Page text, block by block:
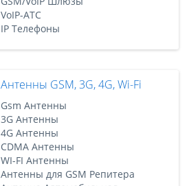
VoIP-АТС
IP Телефоны
Антенны GSM, 3G, 4G, Wi-Fi
Gsm Антенны
3G Антенны
4G Антенны
CDMA Антенны
WI-FI Антенны
Антенны для GSM Репитера